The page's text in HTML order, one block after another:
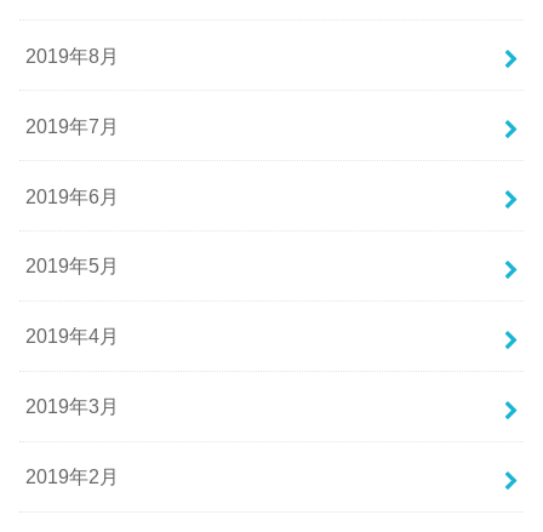
2019年8月
2019年7月
2019年6月
2019年5月
2019年4月
2019年3月
2019年2月